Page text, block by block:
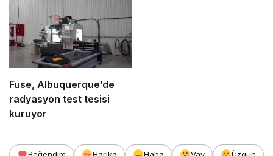
Fuse, Albuquerque’de
radyasyon test tesisi
kuruyor
Beğendim Harika Haha Vay
Üzgün